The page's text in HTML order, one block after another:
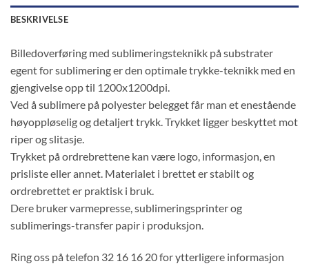
BESKRIVELSE
Billedoverføring med sublimeringsteknikk på substrater
egent for sublimering er den optimale trykke-teknikk med en
gjengivelse opp til 1200x1200dpi.
Ved å sublimere på polyester belegget får man et enestående
høyoppløselig og detaljert trykk. Trykket ligger beskyttet mot
riper og slitasje.
Trykket på ordrebrettene kan være logo, informasjon, en
prisliste eller annet. Materialet i brettet er stabilt og
ordrebrettet er praktisk i bruk.
Dere bruker varmepresse, sublimeringsprinter og
sublimerings-transfer papir i produksjon.
Ring oss på telefon 32 16 16 20 for ytterligere informasjon